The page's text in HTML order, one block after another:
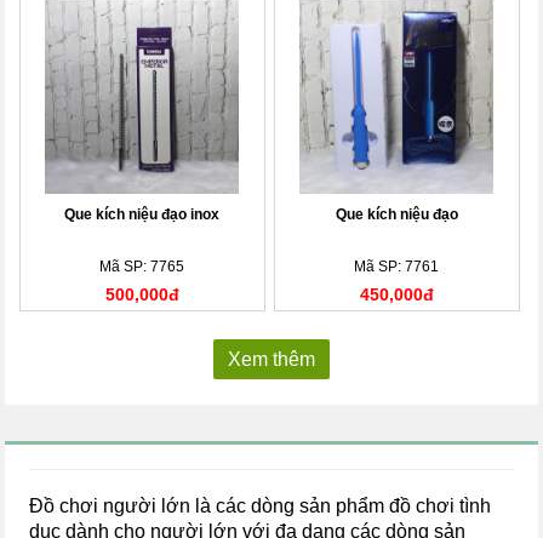
Que kích niệu đạo inox
Mã SP: 7765
500,000đ
Que kích niệu đạo
Mã SP: 7761
450,000đ
Xem thêm
Đồ chơi người lớn là các dòng sản phẩm đồ chơi tình
dục dành cho người lớn với đa dạng các dòng sản